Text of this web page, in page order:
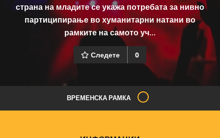
страна на младите се укажа потребата за нивно
партиципирање во хуманитарни натани во
рамките на самото уч…
Следете 0
ВРЕМЕНСКА РАМКА